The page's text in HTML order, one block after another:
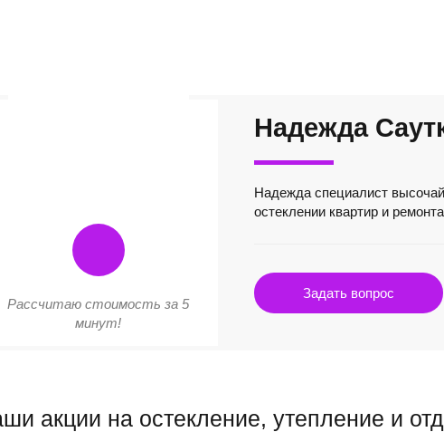
Рассчитаю стоимость за 5
минут!
Надежда
Надежда специалист
остеклении квартир и
Задать вопрос
акции на остекление, утепление и